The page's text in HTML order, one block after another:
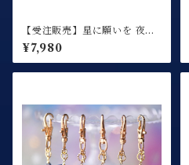
【受注販売】星に願いを 夜空
に祈りを / 絵馬シェイカー /
キーホルダー
¥7,980